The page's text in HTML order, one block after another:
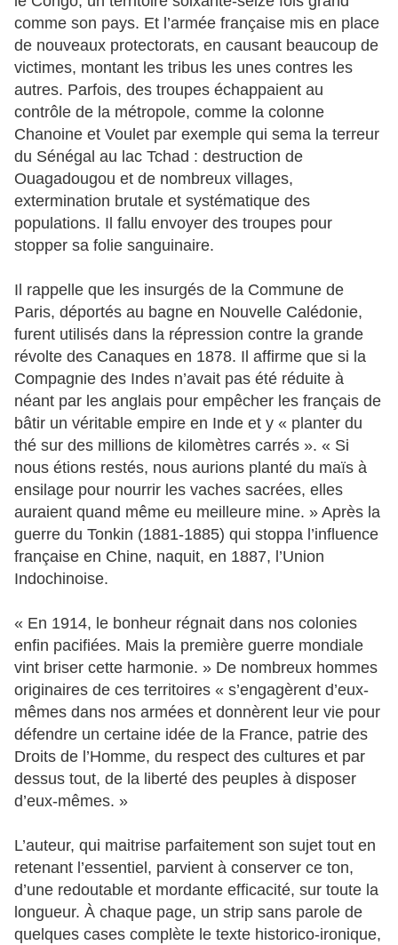
comme son pays. Et l’armée française mis en place
de nouveaux protectorats, en causant beaucoup de
victimes, montant les tribus les unes contres les
autres. Parfois, des troupes échappaient au
contrôle de la métropole, comme la colonne
Chanoine et Voulet par exemple qui sema la terreur
du Sénégal au lac Tchad : destruction de
Ouagadougou et de nombreux villages,
extermination brutale et systématique des
populations. Il fallu envoyer des troupes pour
stopper sa folie sanguinaire.
Il rappelle que les insurgés de la Commune de
Paris, déportés au bagne en Nouvelle Calédonie,
furent utilisés dans la répression contre la grande
révolte des Canaques en 1878. Il affirme que si la
Compagnie des Indes n’avait pas été réduite à
néant par les anglais pour empêcher les français de
bâtir un véritable empire en Inde et y « planter du
thé sur des millions de kilomètres carrés ». « Si
nous étions restés, nous aurions planté du maïs à
ensilage pour nourrir les vaches sacrées, elles
auraient quand même eu meilleure mine. » Après la
guerre du Tonkin (1881-1885) qui stoppa l’influence
française en Chine, naquit, en 1887, l’Union
Indochinoise.
« En 1914, le bonheur régnait dans nos colonies
enfin pacifiées. Mais la première guerre mondiale
vint briser cette harmonie. » De nombreux hommes
originaires de ces territoires « s’engagèrent d’eux-
mêmes dans nos armées et donnèrent leur vie pour
défendre un certaine idée de la France, patrie des
Droits de l’Homme, du respect des cultures et par
dessus tout, de la liberté des peuples à disposer
d’eux-mêmes. »
L’auteur, qui maitrise parfaitement son sujet tout en
retenant l’essentiel, parvient à conserver ce ton,
d’une redoutable et mordante efficacité, sur toute la
longueur. À chaque page, un strip sans parole de
quelques cases complète le texte historico-ironique,